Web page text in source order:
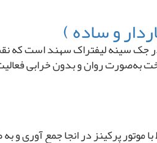
و ساده )
سینه لیفتراک سهند است که
روان و بدون خرابی
موتور پرکینز در انجا جمع آوری